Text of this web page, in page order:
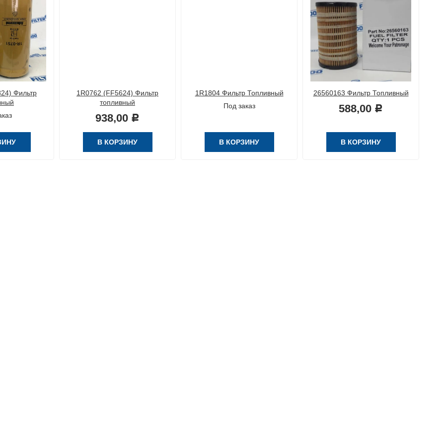
Фильтр
1R0762 (FF5624) Фильтр
топливный
938,00 Р
В КОРЗИНУ
1R1804 Фильтр Топливный
Под заказ
В КОРЗИНУ
26560163 Фильтр Топливный
588,00 Р
В КОРЗИНУ